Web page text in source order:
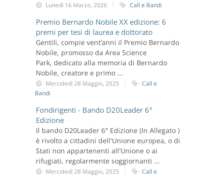
Lunedì 16 Marzo, 2026 Call e Bandi
Premio Bernardo Nobile XX edizione: 6
premi per tesi di laurea e dottorato
Gentili, compie vent’anni il Premio Bernardo
Nobile, promosso da Area Science
Park, dedicato alla memoria di Bernardo
Nobile, creatore e primo ...
Mercoledì 28 Maggio, 2025
Call e
Bandi
Fondirigenti - Bando D20Leader 6°
Edizione
Il bando D20Leader 6° Edizione (In Allegato )
è rivolto a cittadini dell'Unione europea, o di
Stati non appartenenti all'Unione o ai
rifugiati, regolarmente soggiornanti ...
Mercoledì 28 Maggio, 2025
Call e